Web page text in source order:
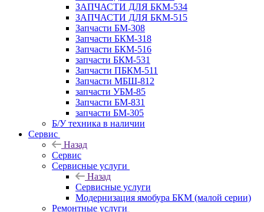
ЗАПЧАСТИ ДЛЯ БКМ-534
ЗАПЧАСТИ ДЛЯ БКМ-515
Запчасти БМ-308
Запчасти БКМ-318
Запчасти БКМ-516
запчасти БКМ-531
Запчасти ПБКМ-511
Запчасти МБШ-812
запчасти УБМ-85
Запчасти БМ-831
запчасти БМ-305
Б/У техника в наличии
Сервис
Назад
Сервис
Сервисные услуги
Назад
Сервисные услуги
Модернизация ямобура БКМ (малой серии)
Ремонтные услуги